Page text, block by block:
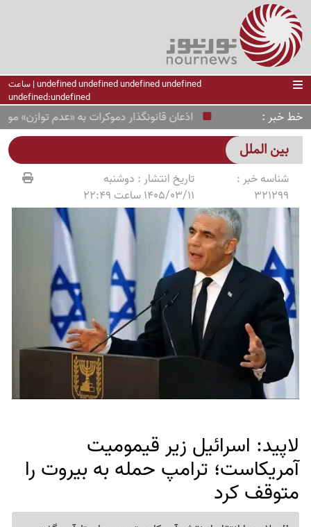
undefined undefined undefined undefined | ساعت
undefined:undefined
خط خبر اذعان قانونگذار دموکرات به «عدم توازن» موشکی
بین الملل
شناسه خبر :
321299
تاریخ انتشار : دوشنبه
1405/03/11 ساعت 22:49
لاپید: اسرائیل زیر قیمومیت
آمریکاست؛ ترامپ حمله به بیروت را
متوقف کرد